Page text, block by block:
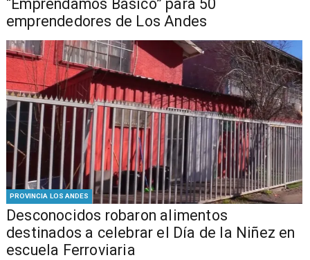
“Emprendamos Básico” para 50
emprendedores de Los Andes
PROVINCIA LOS ANDES
Desconocidos robaron alimentos
destinados a celebrar el Día de la Niñez en
escuela Ferroviaria